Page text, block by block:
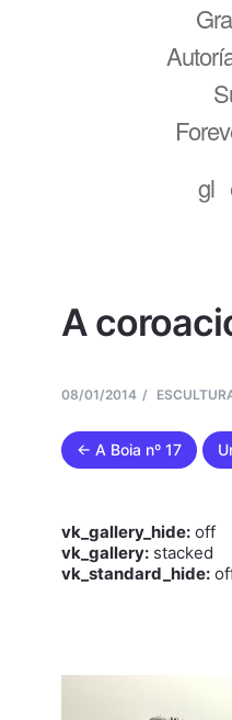
gl
A
08/01/2014
← A Boia nº 17
vk_gallery_hide: off
vk_gallery: stacked
vk_standard_hide: